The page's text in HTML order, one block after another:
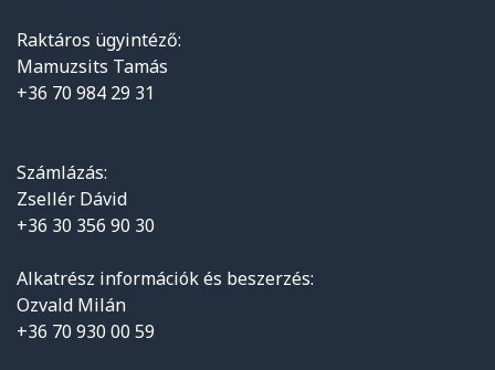
Raktáros ügyintéző:
Mamuzsits Tamás
+36 70 984 29 31
Számlázás:
Zsellér Dávid
+36 30 356 90 30
Alkatrész információk és beszerzés:
Ozvald Milán
+36 70 930 00 59